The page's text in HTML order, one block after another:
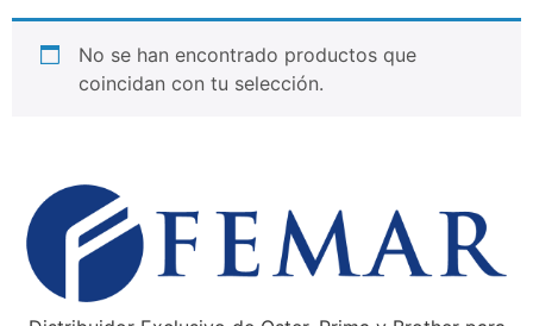
No se han encontrado productos que
coincidan con tu selección.